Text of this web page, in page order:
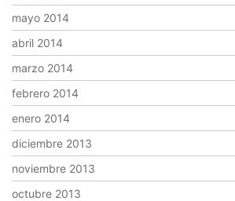
mayo 2014
abril 2014
marzo 2014
febrero 2014
enero 2014
diciembre 2013
noviembre 2013
octubre 2013